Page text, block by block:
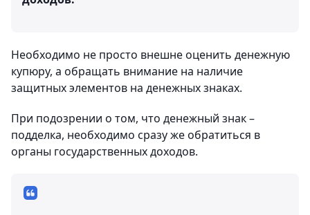
Необходимо не просто внешне оценить денежную
купюру, а обращать внимание на наличие
защитных элементов на денежных знаках.
При подозрении о том, что денежный знак –
подделка, необходимо сразу же обратиться в
органы государственных доходов.